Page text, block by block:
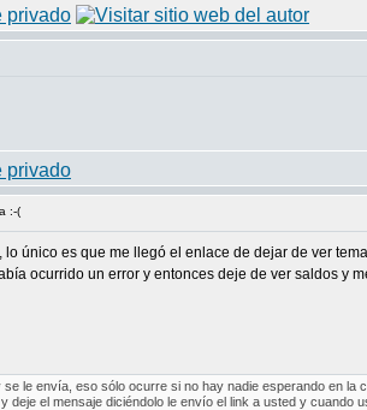
:-(
único es que me llegó el enlace de dejar de ver
ocurrido un error y entonces deje de ver saldos y
le envía, eso sólo ocurre si no hay nadie esperando en la
deje el mensaje diciéndolo le envío el link a usted y cuando